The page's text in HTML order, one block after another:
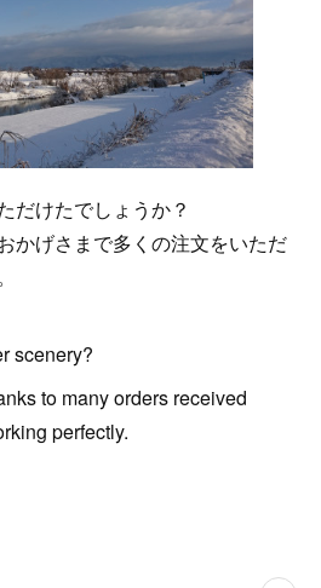
だけたでしょうか？
かげさまで多くの注文をいただ
scenery?
to many orders received
perfectly.